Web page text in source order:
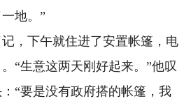
地。”
下午就住进了安置帐篷，电
“生意这两天刚好起来。”他叹
“要是没有政府搭的帐篷，我